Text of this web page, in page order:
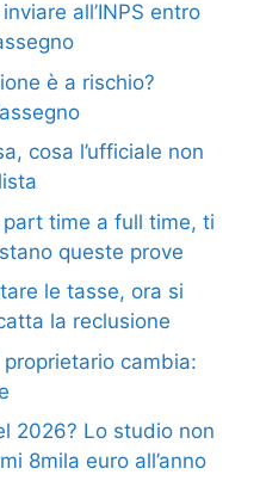
all’INPS entro
è a rischio?
cosa l’ufficiale non
time a full time, ti
queste prove
le tasse, ora si
la reclusione
cambia:
2026? Lo studio non
8mila euro all’anno